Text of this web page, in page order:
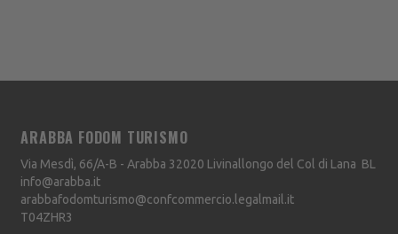
ARABBA FODOM TURISMO
Via Mesdì, 66/A-B - Arabba 32020 Livinallongo del Col di Lana BL
info@arabba.it
arabbafodomturismo@confcommercio.legalmail.it
T04ZHR3